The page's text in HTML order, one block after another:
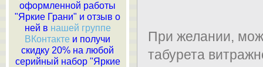
При желании,
табурета
оформленной работы
"Яркие Грани" и отзыв о
ней в нашей группе
ВКонтакте и получи
скидку 20% на любой
серийный набор "Яркие